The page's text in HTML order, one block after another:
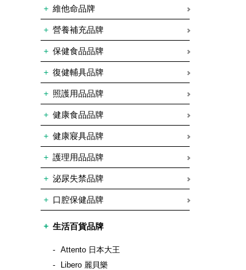
維他命品牌
營養補充品牌
保健食品品牌
復健輔具品牌
照護用品品牌
健康食品品牌
健康寢具品牌
護理用品品牌
泌尿失禁品牌
口腔保健品牌
生活百貨品牌
Attento 日本大王
Libero 麗貝樂